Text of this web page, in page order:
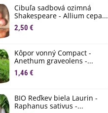
Cibuľa sadbová ozimná
Shakespeare - Allium cepa...
2,50 €
Kôpor vonný Compact -
Anethum graveolens -...
1,46 €
BIO Reďkev biela Laurin -
Raphanus sativus -...